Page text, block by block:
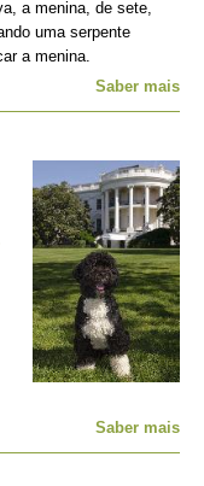
a menina, de sete,
uma serpente
a menina.
Saber mais
Saber mais